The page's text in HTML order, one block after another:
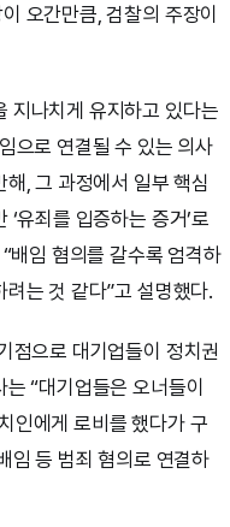
오간만큼, 검찰의 주장이
지나치게 유지하고 있다는
으로 연결될 수 있는 의사
, 그 과정에서 일부 핵심
유죄를 입증하는 증거’로
배임 혐의를 갈수록 엄격하
는 것 같다”고 설명했다.
점으로 대기업들이 정치권
“대기업들은 오너들이
인에게 로비를 했다가 구
임 등 범죄 혐의로 연결하